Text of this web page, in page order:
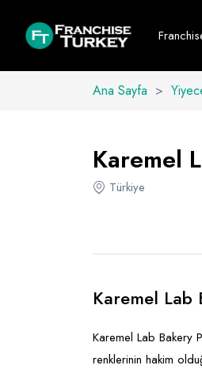
Ana Sayfa >
Karemel
Türkiye
Karemel Lab
Karemel Lab Bakery
renklerinin hakim